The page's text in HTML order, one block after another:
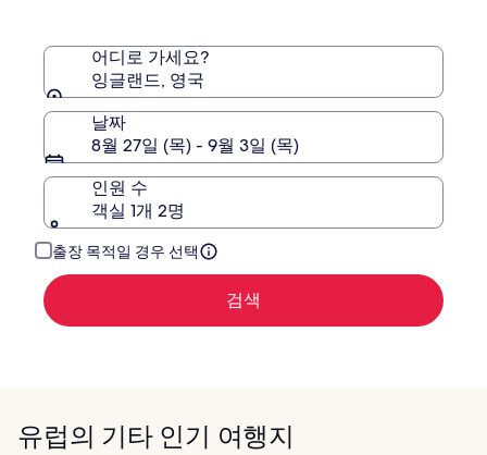
한
한
보
를
해
어디로 가세요?
잉글랜드, 영국
날짜
8월 27일 (목) - 9월 3일 (목)
인원 수
객실 1개 2명
출장 목적일 경우 선택
검색
유럽의 기타 인기 여행지